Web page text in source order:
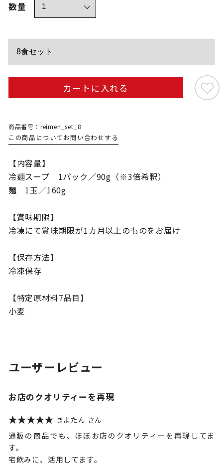
数量
カートに入れる
商品番号：reimen_set_8
この商品についてお問い合わせする
【内容量】
冷麺スープ 1パック／90g（※3倍希釈）
麺 1玉／160g
【賞味期限】
冷凍にて賞味期限が1カ月以上のものをお届け
【保存方法】
冷凍保存
【特定原材料7品目】
小麦
ユーザーレビュー
お店のクオリティーを再現
きよたん
通販の商品でも、ほぼお店のクオリティーを再現してま
す。
宅飲みに、活用してます。